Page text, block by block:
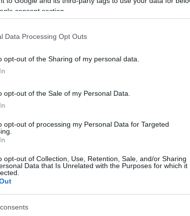
consent section.
Data Processing Opt Outs
opt-out of the Sharing of my personal data.
opt-out of the Sale of my Personal Data.
opt-out of processing my Personal Data for Targeted
opt-out of Collection, Use, Retention, Sale, and/or Sharing
Data that Is Unrelated with the Purposes for which it
kuru uzticīgi glabājusi, stāsta: “Esmu
manā īpašumā ir bijuši jaunākie
un mīļš! Pat iedomāties nevarēju, ka varētu
bija baltā krāsa aksesuāros un tehnikā, pat
Bet, nu,
kārtējo selfiju ar publiku, lika sevi manīt
Žēl, tāpēc arī neizmetu!”
daudzi citi Latvijā zināmi cilvēki, šo
iesaistoties akcijā “Visu cieņu
neglabāt nolietotos mobilos tālruņus,
atvilktnes no nolietotajiem telefoniem,
piesārņojuma riskus, aicina arī citas
personība Baiba Sipeniece – Gavare,